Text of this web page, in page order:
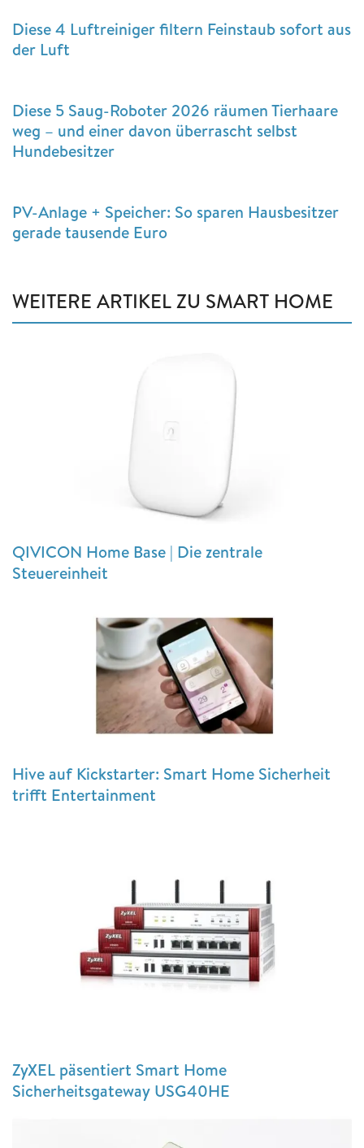
Diese 4 Luftreiniger filtern Feinstaub sofort aus
der Luft
Diese 5 Saug-Roboter 2026 räumen Tierhaare
weg – und einer davon überrascht selbst
Hundebesitzer
PV-Anlage + Speicher: So sparen Hausbesitzer
gerade tausende Euro
WEITERE ARTIKEL ZU SMART HOME
QIVICON Home Base | Die zentrale
Steuereinheit
Hive auf Kickstarter: Smart Home Sicherheit
trifft Entertainment
ZyXEL päsentiert Smart Home
Sicherheitsgateway USG40HE